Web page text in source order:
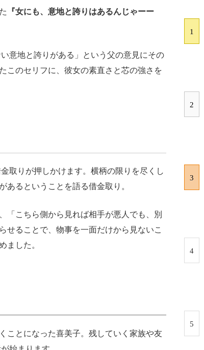
『女にも、意地と誇りはあるんじゃーー
意地と誇りがある」という父の意見にその
このセリフに、彼女の素直さと芯の強さを
取りが押しかけます。横柄の限りを尽くし
あるということを語る借金取り。
こちら側から見れば相手が悪人でも、別
せることで、物事を一面だけから見ないこ
ました。
ことになった喜美子。残していく家族や友
1
2
3
4
5